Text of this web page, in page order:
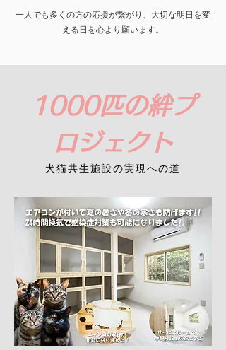
一人でも多くの方の応援が繋がり、大切な明日を変
える日を心より願います。
1000匹の絆プ
ロジェクト
犬猫共生施設の実現への道